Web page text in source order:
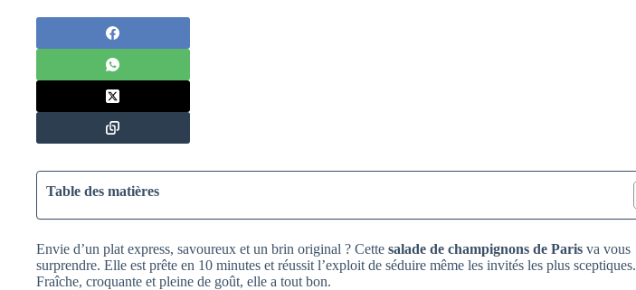
Table des matières
Envie d’un plat express, savoureux et un brin original ? Cette salade de champignons de Paris va vous
surprendre. Elle est prête en 10 minutes et réussit l’exploit de séduire même les invités les plus sceptiques.
Fraîche, croquante et pleine de goût, elle a tout bon.